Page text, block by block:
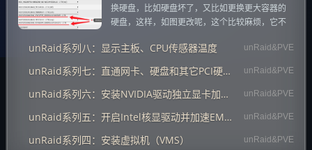
换硬盘，比如硬盘坏了，又比如更换更大容器的
硬盘，这样，如图更改呢，这个比较麻烦，它不
先进行停止才能重新配置，这样才能更换硬盘，
先如图进行添加硬件，进行相关的配置，这里...
unRaid&PVE
unRaid系列八：显示主板、CPU传感器温度
unRaid&PVE
unRaid系列七：直通网卡、硬盘和其它PCI硬件设备
unRaid&PVE
unRaid系列六：安装NVIDIA驱动独立显卡加速EMBY
unRaid&PVE
unRaid系列五：开启Intel核显驱动并加速EMBY
unRaid&PVE
unRaid系列四：安装虚拟机（VMS）